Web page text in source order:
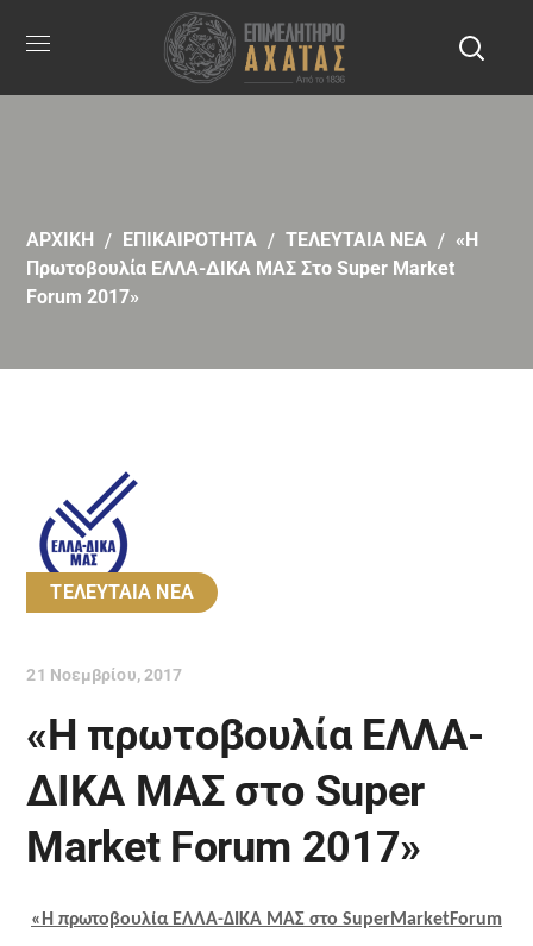
ΑΡΧΙΚΗ ΕΠΙΚΑΙΡΟΤΗΤΑ ΤΕΛΕΥΤΑΙΑ ΝΕΑ
«Η
Πρωτοβουλία ΕΛΛΑ-ΔΙΚΑ ΜΑΣ Στο Super Market
Forum 2017»
ΤΕΛΕΥΤΑΙΑ ΝΕΑ
21 Νοεμβρίου, 2017
«Η πρωτοβουλία ΕΛΛΑ-
ΔΙΚΑ ΜΑΣ στο Super
Market Forum 2017»
«Η πρωτοβουλία ΕΛΛΑ-ΔΙΚΑ ΜΑΣ στο SuperMarket Forum